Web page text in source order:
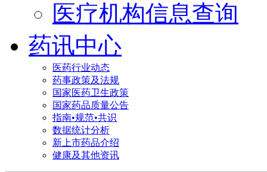
医疗机构信息查询
药讯中心
医药行业动态
药事政策及法规
国家医药卫生政策
国家药品质量公告
指南•规范•共识
数据统计分析
新上市药品介绍
健康及其他资讯